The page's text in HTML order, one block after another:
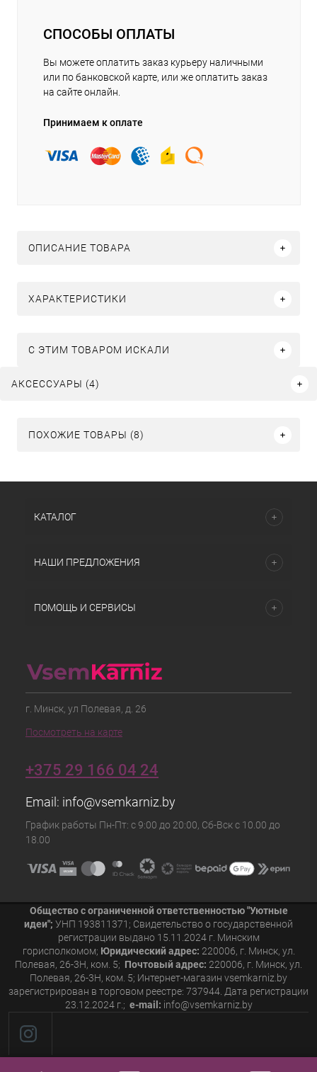
СПОСОБЫ ОПЛАТЫ
Вы можете оплатить заказ курьеру наличными
или по банковской карте, или же оплатить заказ
на сайте онлайн.
Принимаем к оплате
ОПИСАНИЕ ТОВАРА
ХАРАКТЕРИСТИКИ
C ЭТИМ ТОВАРОМ ИСКАЛИ
АКСЕССУАРЫ (4)
ПОХОЖИЕ ТОВАРЫ (8)
КАТАЛОГ
НАШИ ПРЕДЛОЖЕНИЯ
ПОМОЩЬ И СЕРВИСЫ
г. Минск, ул Полевая, д. 26
Посмотреть на карте
+375 29 166 04 24
Email: info@vsemkarniz.by
График работы Пн-Пт: с 9:00 до 20:00, Сб-Вск с 10.00 до
18.00
Общество с ограниченной ответственностью "Уютные
идеи"; УНП 193811371; Свидетельство о государственной
регистрации выдано 15.11.2024 г. Минским
горисполкомом; Юридический адрес: 220006, г. Минск, ул.
Полевая, 26-3Н, ком. 5; Почтовый адрес: 220006, г. Минск, ул.
Полевая, 26-3Н, ком. 5; Интернет-магазин vsemkarniz.by
зарегистрирован в торговом реестре: 737944. Дата регистрации
23.12.2024 г.; e-mail: info@vsemkarniz.by